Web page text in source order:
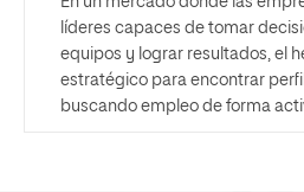
líderes capaces de tomar
equipos y lograr resultados, el
estratégico para encontrar
buscando empleo de forma